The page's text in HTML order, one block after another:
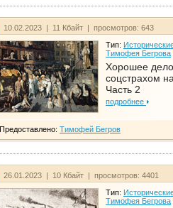
10.02.2023 | 11 Кбайт | просмотров: 643
Тип:
Тимофея Бегрова
Хорошее дело
соцстрахом
Часть 2
подробнее
Предоставлено: Тимофей Бегров
26.01.2023 | 10 Кбайт | просмотров: 4401
Тип:
Тимофея Бегрова